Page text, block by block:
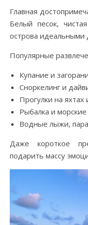
Главная
Белый песок,
острова идеальными
Популярные
Купание и
Сноркелинг и
Прогулки на яхтах
Рыбалка и морские
Водные лыжи,
Даже короткое
подарить массу